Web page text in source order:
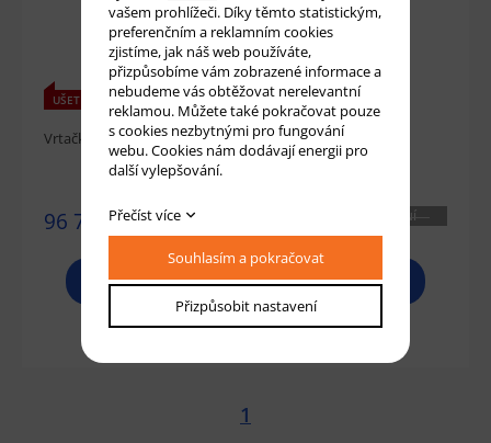
UŠETŘÍTE 12100 KČ
Vrtačko-frézka OPTImill MB 4 BOW
96 788 Kč
NENÍ
SKLADEM
PROHLÉDNOUT
Přidat do košíku
1
vašem prohlížeči. Díky těmto statistickým,
preferenčním a reklamním cookies
zjistíme, jak náš web používáte,
přizpůsobíme vám zobrazené informace a
nebudeme vás obtěžovat nerelevantní
reklamou. Můžete také pokračovat pouze
s cookies nezbytnými pro fungování
webu. Cookies nám dodávají energii pro
další vylepšování.
Přečíst více
Souhlasím a pokračovat
Přizpůsobit nastavení